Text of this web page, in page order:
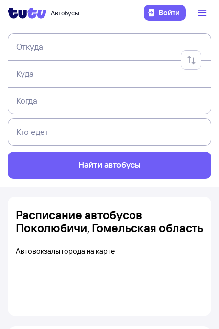
Автобусы Войти
Откуда
Куда
Когда
Кто едет
Найти автобусы
Расписание автобусов
Поколюбичи, Гомельская область
Автовокзалы города на карте